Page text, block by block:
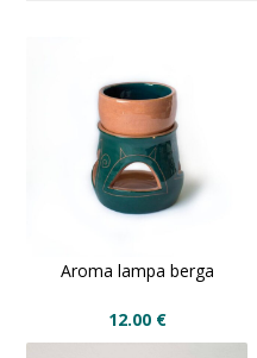
Aroma lampa berga
12.00 €